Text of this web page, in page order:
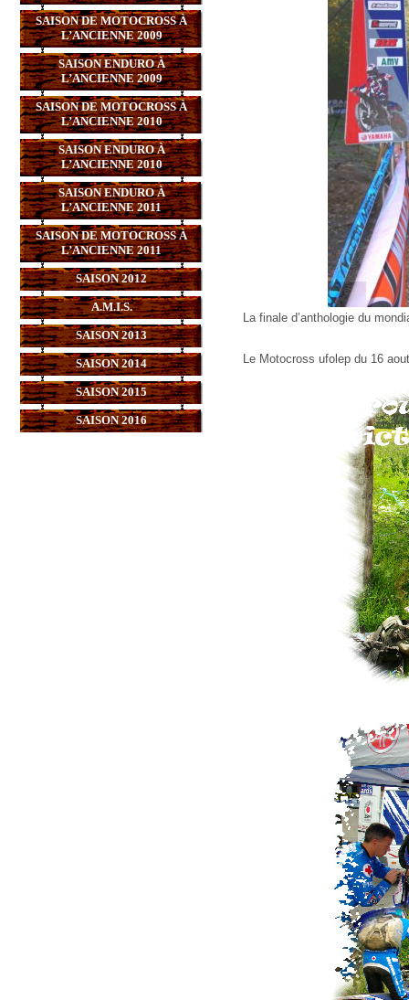
SAISON DE MOTOCROSS À
L’ANCIENNE 2009
SAISON ENDURO À
L’ANCIENNE 2009
SAISON DE MOTOCROSS À
L’ANCIENNE 2010
SAISON ENDURO À
L’ANCIENNE 2010
SAISON ENDURO À
L’ANCIENNE 2011
SAISON DE MOTOCROSS À
L’ANCIENNE 2011
SAISON 2012
A.M.I.S.
SAISON 2013
SAISON 2014
SAISON 2015
SAISON 2016
La finale d’anthologie du
Le Motocross ufolep du 16